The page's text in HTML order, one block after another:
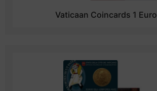
Vaticaan Coincards 1 Euro